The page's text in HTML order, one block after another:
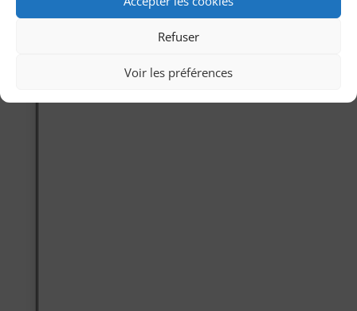
Refuser
Voir les préférences